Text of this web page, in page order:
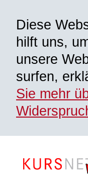
Diese
hilft uns,
unsere
surfen,
Sie mehr